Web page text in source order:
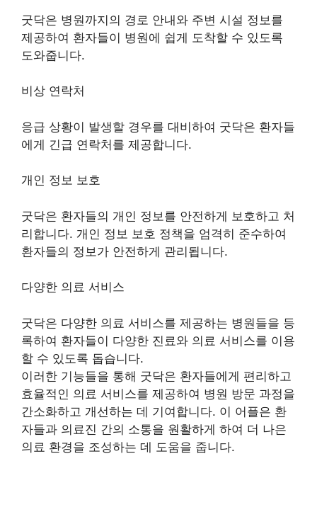
굿닥은 병원까지의 경로 안내와 주변 시설 정보를
제공하여 환자들이 병원에 쉽게 도착할 수 있도록
도와줍니다.
비상 연락처
응급 상황이 발생할 경우를 대비하여 굿닥은 환자들
에게 긴급 연락처를 제공합니다.
개인 정보 보호
굿닥은 환자들의 개인 정보를 안전하게 보호하고 처
리합니다. 개인 정보 보호 정책을 엄격히 준수하여
환자들의 정보가 안전하게 관리됩니다.
다양한 의료 서비스
굿닥은 다양한 의료 서비스를 제공하는 병원들을 등
록하여 환자들이 다양한 진료와 의료 서비스를 이용
할 수 있도록 돕습니다.
이러한 기능들을 통해 굿닥은 환자들에게 편리하고
효율적인 의료 서비스를 제공하여 병원 방문 과정을
간소화하고 개선하는 데 기여합니다. 이 어플은 환
자들과 의료진 간의 소통을 원활하게 하여 더 나은
의료 환경을 조성하는 데 도움을 줍니다.